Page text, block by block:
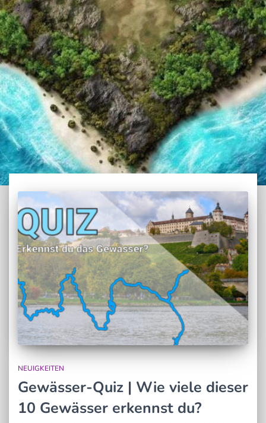
NEUIGKEITEN
Gewässer-Quiz | Wie viele dieser
10 Gewässer erkennst du?